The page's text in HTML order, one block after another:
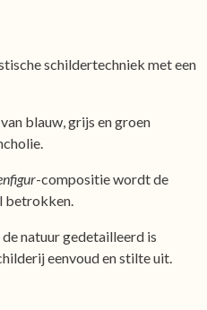
schildertechniek met een
blauw, grijs en groen
-compositie wordt de
betrokken.
natuur gedetailleerd is
eenvoud en stilte uit.